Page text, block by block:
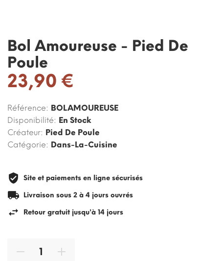
Bol Amoureuse - Pied De
Poule
23,90 €
Référence: BOLAMOUREUSE
Disponibilité: En Stock
Créateur: Pied De Poule
Catégorie: Dans-La-Cuisine
Site et paiements en ligne sécurisés
Livraison sous 2 à 4 jours ouvrés
Retour gratuit jusqu'à 14 jours